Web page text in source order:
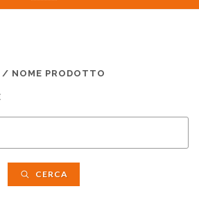
/ NOME PRODOTTO
CERCA